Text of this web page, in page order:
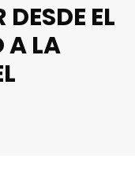
EL
A LA